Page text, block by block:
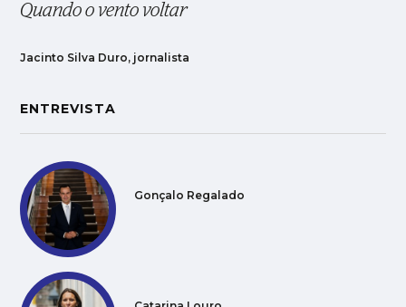
Quando o vento voltar
Jacinto Silva Duro, jornalista
ENTREVISTA
Gonçalo Regalado